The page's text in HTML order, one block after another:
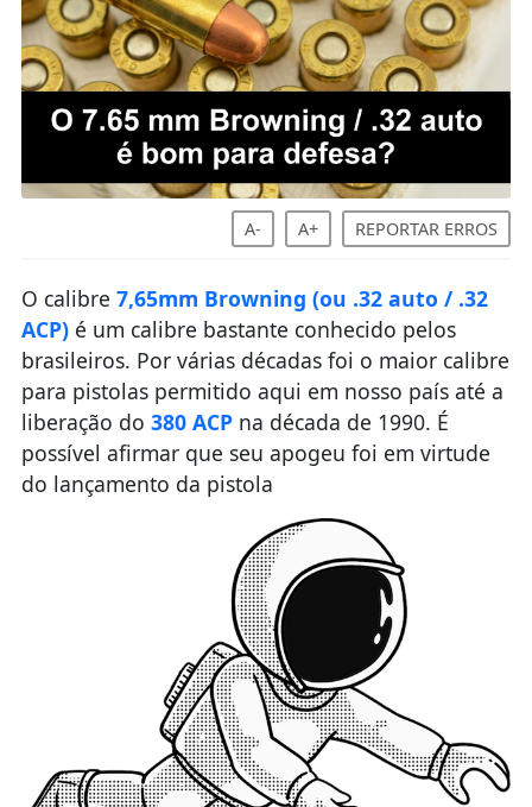
A- A+ REPORTAR ERROS
O calibre 7,65mm Browning (ou .32 auto / .32
ACP)é um calibre bastante conhecido pelos
brasileiros. Por várias décadas foi o maior calibre
para pistolas permitido aqui em nosso país até a
liberação do 380 ACPna década de 1990. É
possível afirmar que seu apogeu foi em virtude
do lançamento da pistola